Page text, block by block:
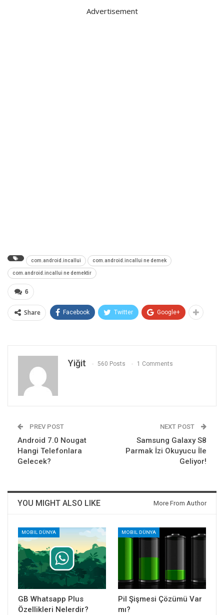
Advertisement
com.android.incallui com.android.incallui ne demek
com.android.incallui ne demektir
6
Share Facebook Twitter Google+
Yiğit 560 Posts 1 Comments
PREV POST
Android 7.0 Nougat
Hangi Telefonlara
Gelecek?
NEXT POST
Samsung Galaxy S8
Parmak İzi Okuyucu İle
Geliyor!
YOU MIGHT ALSO LIKE More From Author
MOBIL DÜNYA
GB Whatsapp Plus
Özellikleri Nelerdir?
MOBIL DÜNYA
Pil Şişmesi Çözümü Var
mı?